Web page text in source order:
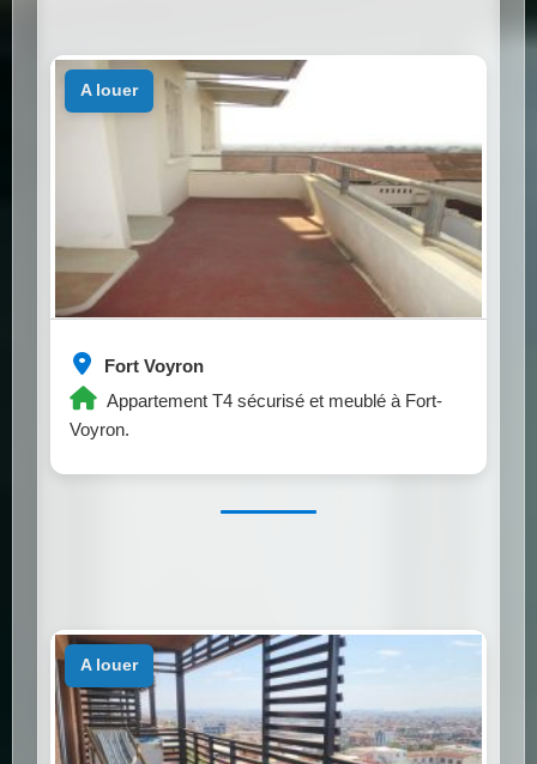
Fort Voyron
Appartement T4 sécurisé et meublé à Fort-
Voyron.
a louer
a louer